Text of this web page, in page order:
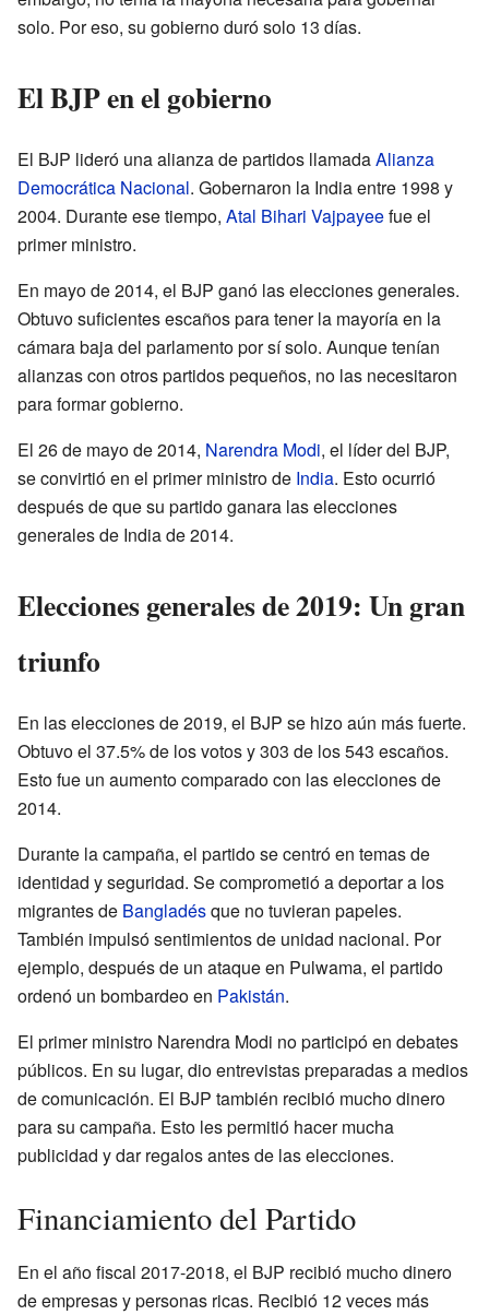
solo. Por eso, su gobierno duró solo 13 días.
El BJP en el gobierno
El BJP lideró una alianza de partidos llamadaAlianza
Democrática Nacional. Gobernaron la India entre 1998 y
2004. Durante ese tiempo, Atal Bihari Vajpayeefue el
primer ministro.
En mayo de 2014, el BJP ganó las elecciones generales.
Obtuvo suficientes escaños para tener la mayoría en la
cámara baja del parlamento por sí solo. Aunque tenían
alianzas con otros partidos pequeños, no las necesitaron
para formar gobierno.
El 26 de mayo de 2014, Narendra Modi, el líder del BJP,
se convirtió en el primer ministro de India. Esto ocurrió
después de que su partido ganara las elecciones
generales de India de 2014.
Elecciones generales de 2019: Un gran
triunfo
En las elecciones de 2019, el BJP se hizo aún más fuerte.
Obtuvo el 37.5% de los votos y 303 de los 543 escaños.
Esto fue un aumento comparado con las elecciones de
2014.
Durante la campaña, el partido se centró en temas de
identidad y seguridad. Se comprometió a deportar a los
migrantes de Bangladésque no tuvieran papeles.
También impulsó sentimientos de unidad nacional. Por
ejemplo, después de un ataque en Pulwama, el partido
ordenó un bombardeo en Pakistán.
El primer ministro Narendra Modi no participó en debates
públicos. En su lugar, dio entrevistas preparadas a medios
de comunicación. El BJP también recibió mucho dinero
para su campaña. Esto les permitió hacer mucha
publicidad y dar regalos antes de las elecciones.
Financiamiento del Partido
En el año fiscal 2017-2018, el BJP recibió mucho dinero
de empresas y personas ricas. Recibió 12 veces más